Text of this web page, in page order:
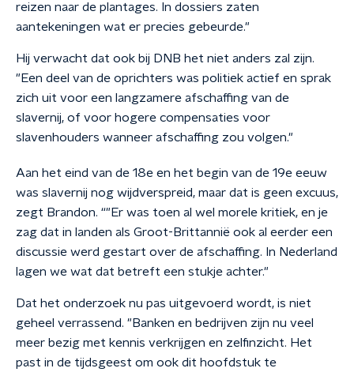
reizen naar de plantages. In dossiers zaten
aantekeningen wat er precies gebeurde."
Hij verwacht dat ook bij DNB het niet anders zal zijn.
"Een deel van de oprichters was politiek actief en sprak
zich uit voor een langzamere afschaffing van de
slavernij, of voor hogere compensaties voor
slavenhouders wanneer afschaffing zou volgen."
Aan het eind van de 18e en het begin van de 19e eeuw
was slavernij nog wijdverspreid, maar dat is geen excuus,
zegt Brandon. “"Er was toen al wel morele kritiek, en je
zag dat in landen als Groot-Brittannië ook al eerder een
discussie werd gestart over de afschaffing. In Nederland
lagen we wat dat betreft een stukje achter."
Dat het onderzoek nu pas uitgevoerd wordt, is niet
geheel verrassend. "Banken en bedrijven zijn nu veel
meer bezig met kennis verkrijgen en zelfinzicht. Het
past in de tijdsgeest om ook dit hoofdstuk te